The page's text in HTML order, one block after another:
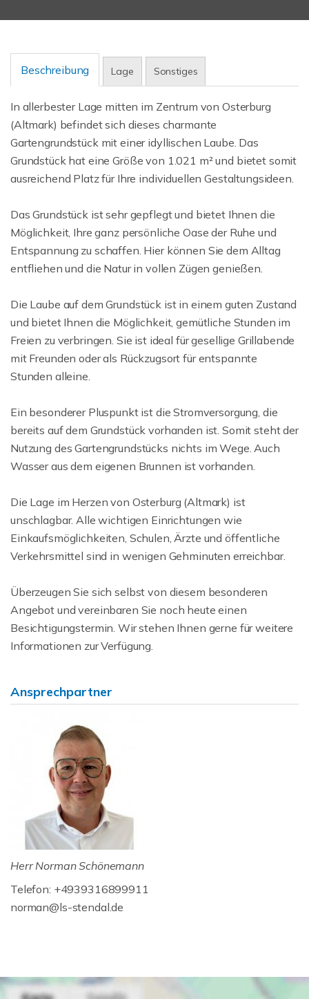
Beschreibung Lage Sonstiges
In allerbester Lage mitten im Zentrum von Osterburg
(Altmark) befindet sich dieses charmante
Gartengrundstück mit einer idyllischen Laube. Das
Grundstück hat eine Größe von 1.021 m² und bietet somit
ausreichend Platz für Ihre individuellen Gestaltungsideen.
Das Grundstück ist sehr gepflegt und bietet Ihnen die
Möglichkeit, Ihre ganz persönliche Oase der Ruhe und
Entspannung zu schaffen. Hier können Sie dem Alltag
entfliehen und die Natur in vollen Zügen genießen.
Die Laube auf dem Grundstück ist in einem guten Zustand
und bietet Ihnen die Möglichkeit, gemütliche Stunden im
Freien zu verbringen. Sie ist ideal für gesellige Grillabende
mit Freunden oder als Rückzugsort für entspannte
Stunden alleine.
Ein besonderer Pluspunkt ist die Stromversorgung, die
bereits auf dem Grundstück vorhanden ist. Somit steht der
Nutzung des Gartengrundstücks nichts im Wege. Auch
Wasser aus dem eigenen Brunnen ist vorhanden.
Die Lage im Herzen von Osterburg (Altmark) ist
unschlagbar. Alle wichtigen Einrichtungen wie
Einkaufsmöglichkeiten, Schulen, Ärzte und öffentliche
Verkehrsmittel sind in wenigen Gehminuten erreichbar.
Überzeugen Sie sich selbst von diesem besonderen
Angebot und vereinbaren Sie noch heute einen
Besichtigungstermin. Wir stehen Ihnen gerne für weitere
Informationen zur Verfügung.
Ansprechpartner
Herr Norman Schönemann
Telefon: +4939316899911
norman@ls-stendal.de